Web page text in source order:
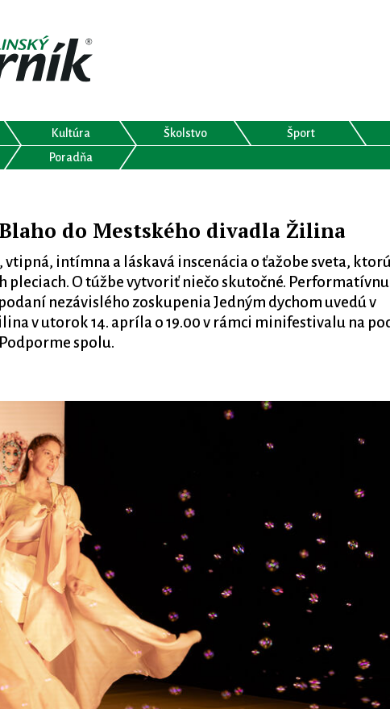
Kultúra Školstvo Šport
Poradňa
do Mestského divadla Žilina
intímna a láskavá inscenácia o ťažobe sveta,
pleciach. O túžbe vytvoriť niečo skutočné. Performatívnu
nezávislého zoskupenia Jedným dychom uvedú v
v utorok 14. apríla o 19.00 v rámci minifestivalu na
spolu.